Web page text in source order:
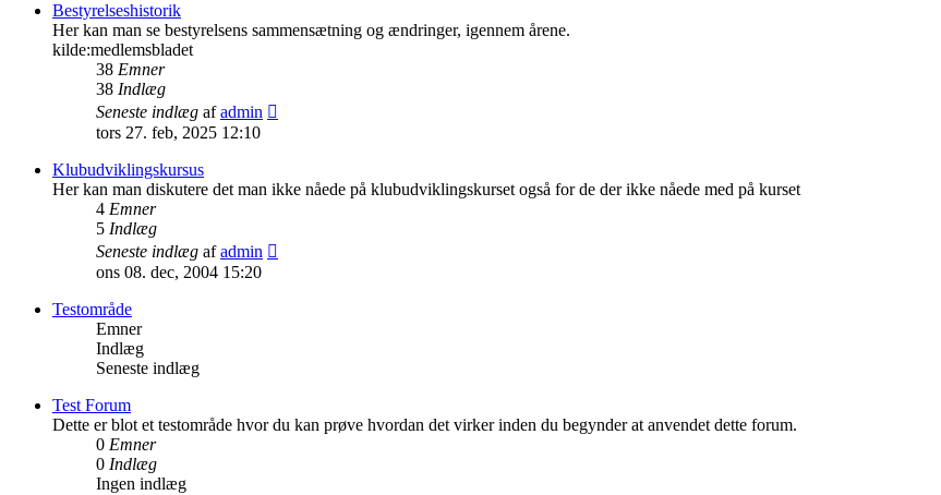
Bestyrelseshistorik
Her kan man se bestyrelsens sammensætning og ændringer, igennem årene.
kilde:medlemsbladet
38 Emner
38 Indlæg
Seneste indlæg afadmin
tors 27. feb, 2025 12:10
Klubudviklingskursus
Her kan man diskutere det man ikke nåede på klubudviklingskurset også for de der ikke nåede med på kurset
4 Emner
5 Indlæg
Seneste indlæg afadmin
ons 08. dec, 2004 15:20
Testområde
Emner
Indlæg
Seneste indlæg
Test Forum
Dette er blot et testområde hvor du kan prøve hvordan det virker inden du begynder at anvendet dette forum.
0 Emner
0 Indlæg
Ingen indlæg